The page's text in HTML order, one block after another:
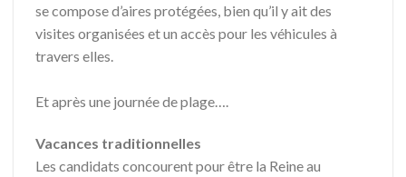
se compose d’aires protégées, bien qu’il y ait des
visites organisées et un accès pour les véhicules à
travers elles.
Et après une journée de plage….
Vacances traditionnelles
Les candidats concourent pour être la Reine au